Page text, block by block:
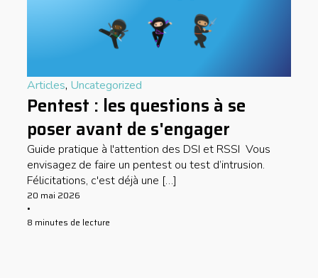
Articles, Uncategorized
Pentest : les questions à se
poser avant de s'engager
Guide pratique à l'attention des DSI et RSSI Vous
envisagez de faire un pentest ou test d’intrusion.
Félicitations, c'est déjà une […]
20 mai 2026
•
8 minutes de lecture